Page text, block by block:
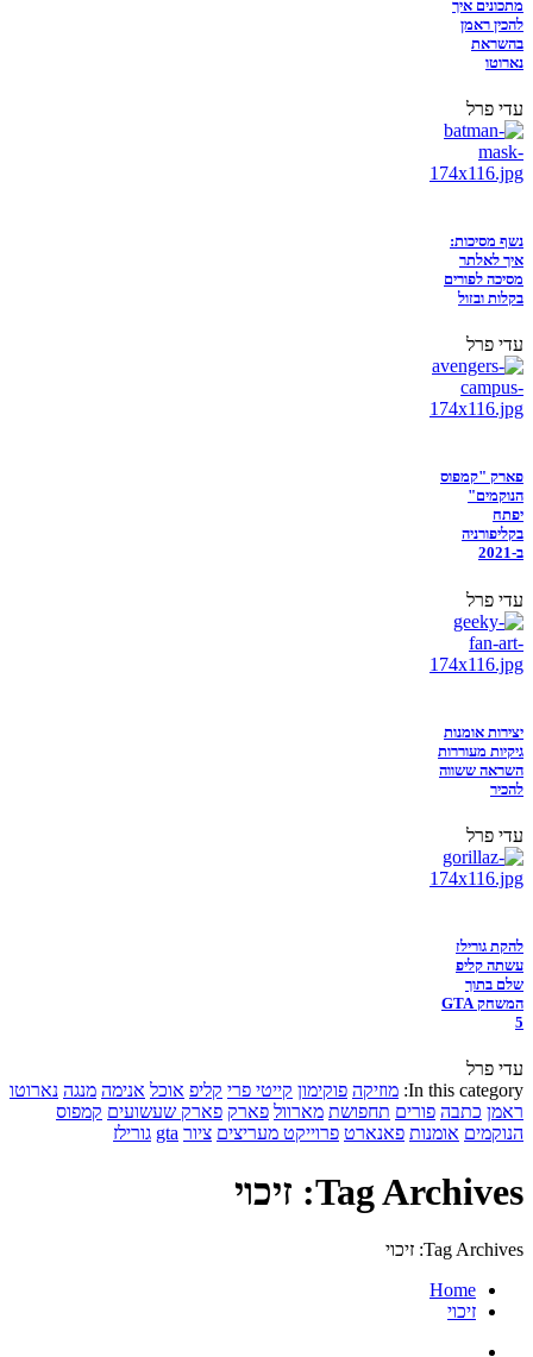
מתכונים איך
להכין ראמן
בהשראת
נארוטו
עדי פרל
נשף מסיכות:
איך לאלתר
מסיכה לפורים
בקלות ובזול
עדי פרל
פארק "קמפוס
הנוקמים"
יפתח
בקליפורניה
ב-2021
עדי פרל
יצירות אומנות
גיקיות מעוררות
השראה ששווה
להכיר
עדי פרל
להקת גורילז
עשתה קליפ
שלם בתוך
המשחק GTA
5
עדי פרל
In this category: מוזיקה פוקימון קייטי פרי קליפ אוכל אנימה מנגה נארוטו
ראמן כתבה פורים תחפושת מארוול פארק פארק שעשועים קמפוס
הנוקמים אומנות פאנארט פרוייקט מעריצים ציור gta גורילז
Tag Archives: זיכוי
Tag Archives: זיכוי
Home
זיכוי